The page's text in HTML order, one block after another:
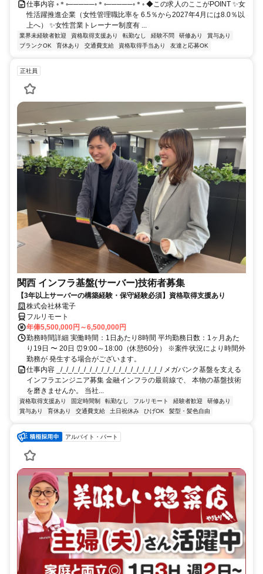
仕事内容 ◦＊◦─────◦＊◦─────◦＊◦ ◆この求人のここがPOINT ✨女
性活躍推進企業（女性管理職比率を 6.5％から2027年4月には8.0％以
上へ） ✨女性営業トレーナー制度有 ...
業界未経験者歓迎 資格取得支援あり 転勤なし 経験不問 研修あり
賞与あり
ブランクOK
育休あり 交通費支給 資格取得手当あり 友達と応募OK
正社員
関西 インフラ基盤(サーバー)技術者募集
【3年以上サーバーの構築経験・保守経験必須】資格取得支援あり
株式会社林電子
フルリモート
年俸5,500,000円～6,500,000円
勤務時間詳細 実働時間：1日あたり8時間 平均勤務日数：1ヶ月あた
り19日 〜 20日 ⏰9:00～18:00（休憩60分） ※案件状況により時間外
勤務が 発生する場合がございます。
仕事内容 _/_/_/_/_/_/_/_/_/_/_/_/_/_/_/_/_/_/ メガバンク基盤を支える
インフラエンジニア募集 金融インフラの最前線で、 本物の基盤技術
を磨きませんか。 当社...
資格取得支援あり 固定時間制 転勤なし フルリモート 経験者歓迎
研修あり
賞与あり
育休あり 交通費支給 土日祝休み ひげOK 髪型・髪色自由
アルバイト・パート